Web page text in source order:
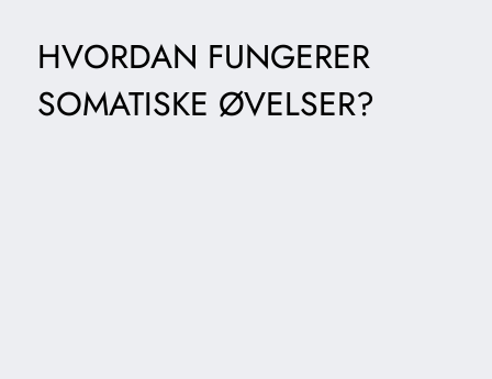
HVORDAN FUNGERER
SOMATISKE ØVELSER?